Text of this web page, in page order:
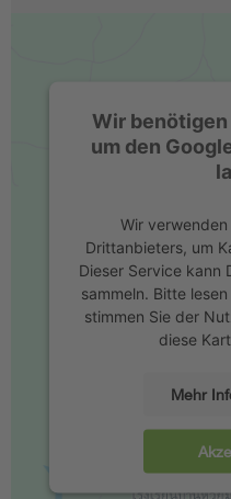
Wir
um den
Wir
Drittanbieters, um
Dieser Service kann
sammeln. Bitte
stimmen Sie der
diese
Mehr